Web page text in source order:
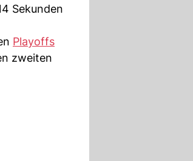
Sekunden
Playoffs
zweiten